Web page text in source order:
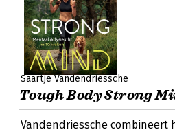
Saartje Vandendriessche
Tough Body Strong
Vandendriessche combineert